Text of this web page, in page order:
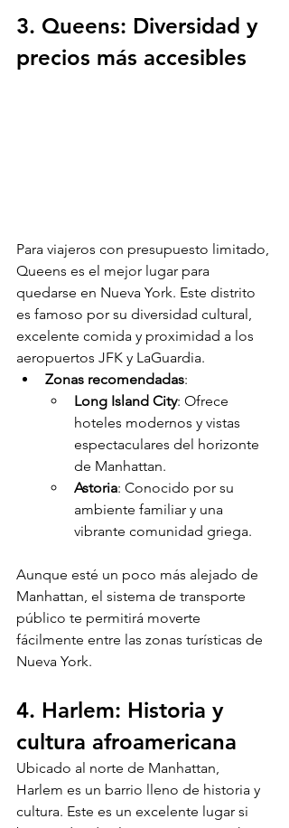
3. Queens: Diversidad y
precios más accesibles
Para viajeros con presupuesto limitado,
Queens es el mejor lugar para
quedarse en Nueva York. Este distrito
es famoso por su diversidad cultural,
excelente comida y proximidad a los
aeropuertos JFK y LaGuardia.
Zonas recomendadas:
Long Island City: Ofrece
hoteles modernos y vistas
espectaculares del horizonte
de Manhattan.
Astoria: Conocido por su
ambiente familiar y una
vibrante comunidad griega.
Aunque esté un poco más alejado de
Manhattan, el sistema de transporte
público te permitirá moverte
fácilmente entre las zonas turísticas de
Nueva York.
4. Harlem: Historia y
cultura afroamericana
Ubicado al norte de Manhattan,
Harlem es un barrio lleno de historia y
cultura. Este es un excelente lugar si